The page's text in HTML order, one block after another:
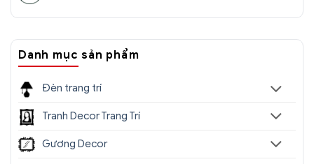
Danh mục sản phẩm
Đèn trang trí
Tranh Decor Trang Trí
Gương Decor